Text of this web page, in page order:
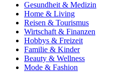
Gesundheit & Medizin
Home & Living
Reisen & Tourismus
Wirtschaft & Finanzen
Hobbys & Freizeit
Familie & Kinder
Beauty & Wellness
Mode & Fashion